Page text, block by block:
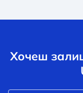
Хочеш